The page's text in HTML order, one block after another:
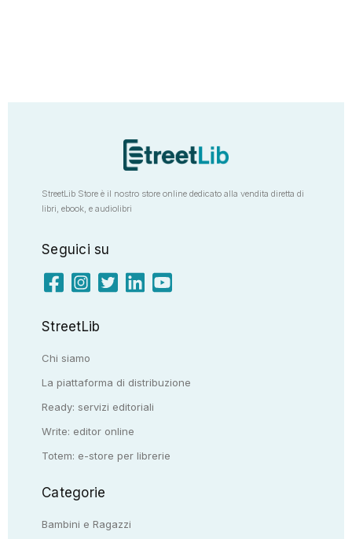
StreetLib Store è il nostro store online dedicato alla vendita diretta di
libri, ebook, e audiolibri
Seguici su
StreetLib
Chi siamo
La piattaforma di distribuzione
Ready: servizi editoriali
Write: editor online
Totem: e-store per librerie
Categorie
Bambini e Ragazzi